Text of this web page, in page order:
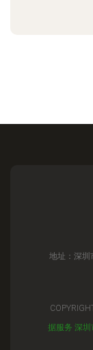
地址：深圳
据服务 深圳